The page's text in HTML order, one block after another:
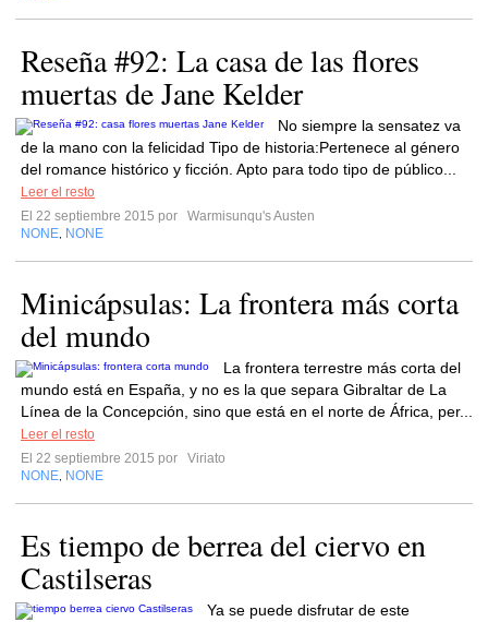
Reseña #92: La casa de las flores
muertas de Jane Kelder
No siempre la sensatez va
de la mano con la felicidad Tipo de historia:Pertenece al género
del romance histórico y ficción. Apto para todo tipo de público...
Leer el resto
El 22 septiembre 2015 por
Warmisunqu's Austen
NONE NONE
Minicápsulas: La frontera más corta
del mundo
La frontera terrestre más corta del
mundo está en España, y no es la que separa Gibraltar de La
Línea de la Concepción, sino que está en el norte de África, per...
Leer el resto
El 22 septiembre 2015 por
Viriato
NONE NONE
Es tiempo de berrea del ciervo en
Castilseras
Ya se puede disfrutar de este